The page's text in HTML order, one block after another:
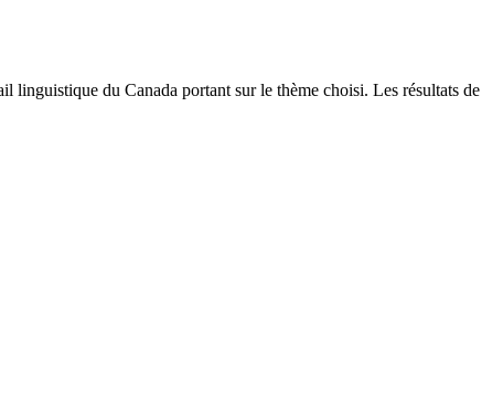
linguistique du Canada portant sur le thème choisi. Les résultats de